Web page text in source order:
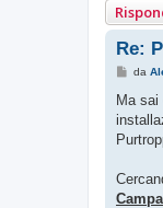
Re:
M
s
a
g
o
da
Ma sai